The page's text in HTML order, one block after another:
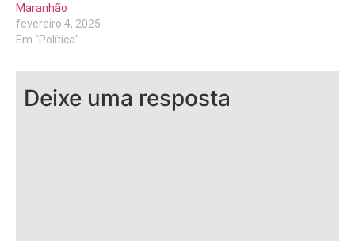
Maranhão
fevereiro 4, 2025
Em "Política"
Deixe uma resposta